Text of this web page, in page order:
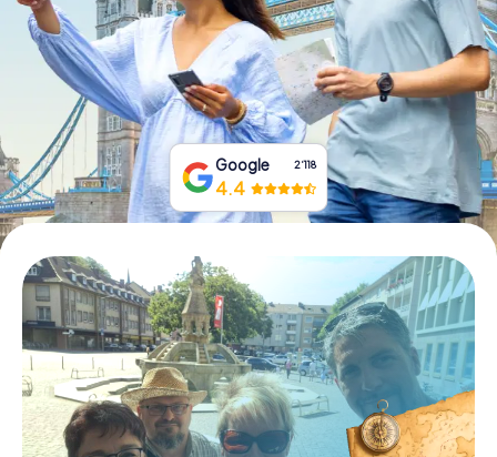
Tickets buchen
Gutscheine bestellen
Google 2‘118
4.4